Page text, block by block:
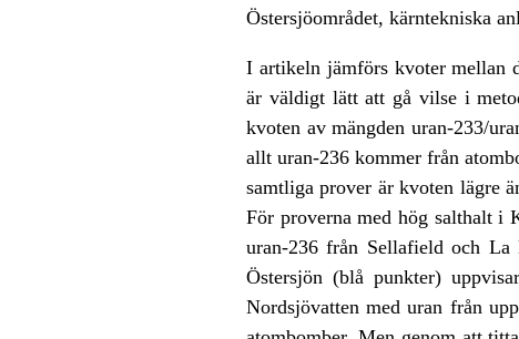
Östersjöområdet, kärntekniska
I artikeln jämförs kvoter mellan
är väldigt lätt att gå vilse i
kvoten av mängden uran-233/
allt uran-236 kommer från
samtliga prover är kvoten lägre
För proverna med hög salthalt i
uran-236 från Sellafield och La
Östersjön (blå punkter)
Nordsjövatten med uran från